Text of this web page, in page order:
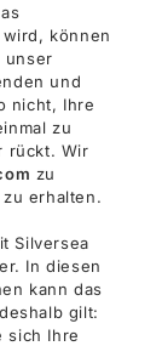
können
unser
und
nicht, Ihre
zu
rückt. Wir
zu
erhalten.
Silversea
In diesen
kann das
gilt:
sich Ihre